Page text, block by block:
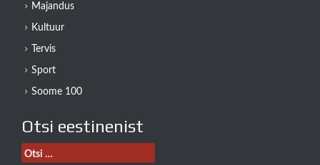
Majandus
Kultuur
Tervis
Sport
Soome 100
Otsi eestinenist
Otsi: